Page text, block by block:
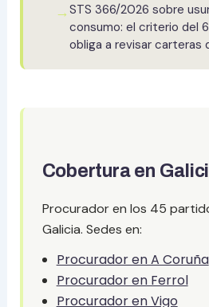
→ STS 366/2026 sobre
consumo: el criterio del
obliga a revisar carteras
Cobertura en
Procurador en los 45
Galicia. Sedes en:
Procurador en A Coruña
Procurador en Ferrol
Procurador en Vigo